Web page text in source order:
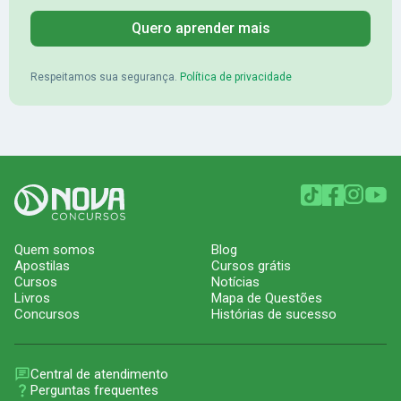
Quero aprender mais
Respeitamos sua segurança. Política de privacidade
Quem somos
Apostilas
Cursos
Livros
Concursos
Blog
Cursos grátis
Notícias
Mapa de Questões
Histórias de sucesso
Central de atendimento
Perguntas frequentes